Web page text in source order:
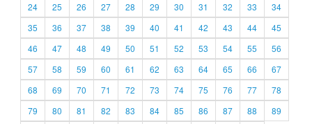
24
25 26 27 28 29 30 31 32 33
34
35
36 37 38 39 40 41 42 43 44
45
46
47 48 49 50 51 52 53 54 55
56
57
58 59 60 61 62 63 64 65 66
67
68
69 70 71 72 73 74 75 76 77
78
79
80 81 82 83 84 85 86 87 88
89